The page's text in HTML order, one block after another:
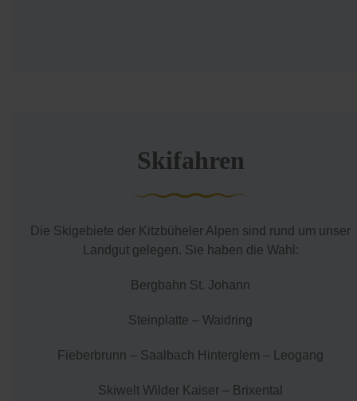
Skifahren
Die Skigebiete der Kitzbüheler Alpen sind rund um unser
Landgut gelegen. Sie haben die Wahl:
Bergbahn St. Johann
Steinplatte – Waidring
Fieberbrunn – Saalbach Hinterglem – Leogang
Skiwelt Wilder Kaiser – Brixental